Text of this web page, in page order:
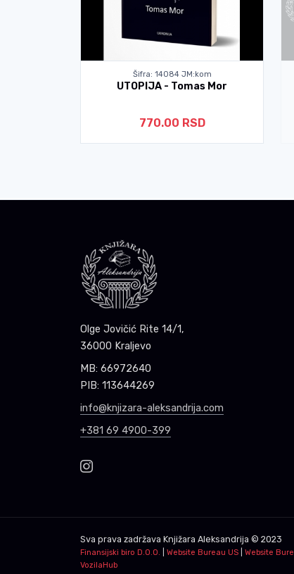
Šifra: 14084 JM:kom
UTOPIJA - Tomas Mor
770.00 RSD
Olge Jovičić Rite 14/1,
36000 Kraljevo
MB: 66972640
PIB: 113644269
info@knjizara-aleksandrija.com
+381 69 4900-399
Sva prava zadržava Knjižara Aleksandrija © 2023
Finansijski biro D.O.O. Website Bureau US Website
VozilaHub